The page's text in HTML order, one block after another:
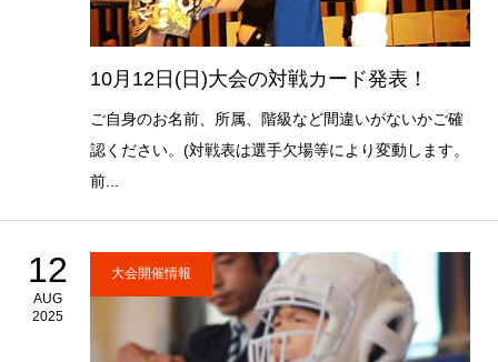
10月12日(日)大会の対戦カード発表！
ご自身のお名前、所属、階級など間違いがないかご確
認ください。(対戦表は選手欠場等により変動します。
前...
12
AUG
2025
大会開催情報